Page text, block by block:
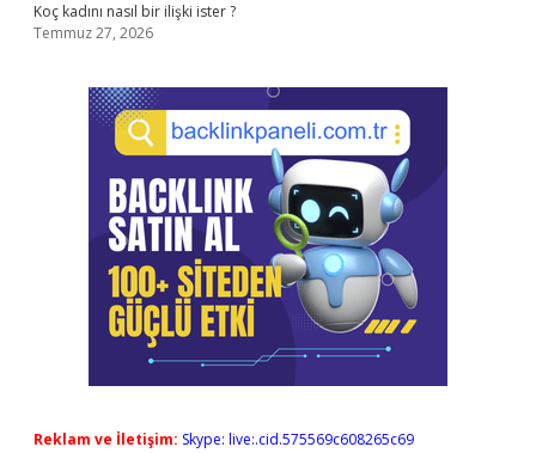
Koç kadını nasıl bir ilişki ister ?
Temmuz 27, 2026
Reklam ve İletişim: Skype: live:.cid.575569c608265c69